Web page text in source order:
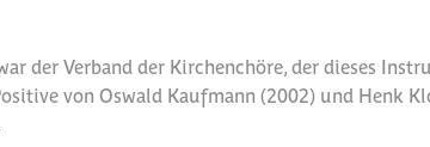
der Verband der Kirchenchöre, der dieses
von Oswald Kaufmann (2002) und Henk